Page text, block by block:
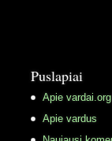
Puslapiai
Apie vardai.org
Apie vardus